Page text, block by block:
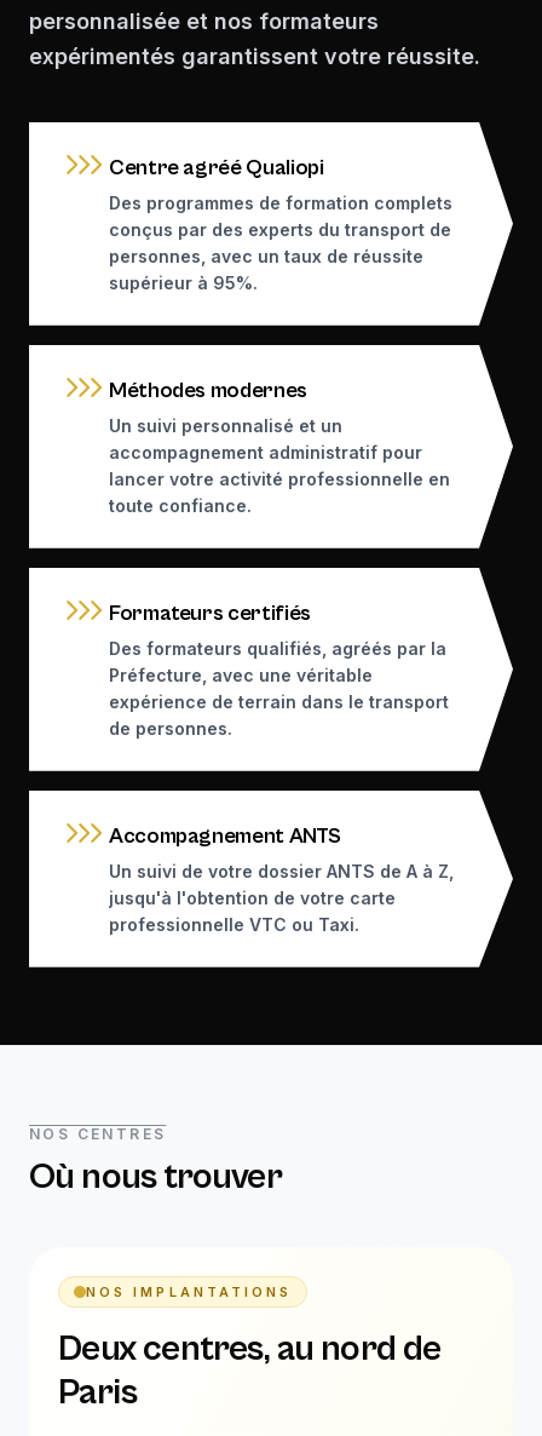
personnalisée et nos formateurs
expérimentés garantissent votre réussite.
Centre agréé Qualiopi
Des programmes de formation complets
conçus par des experts du transport de
personnes, avec un taux de réussite
supérieur à 95%.
Méthodes modernes
Un suivi personnalisé et un
accompagnement administratif pour
lancer votre activité professionnelle en
toute confiance.
Formateurs certifiés
Des formateurs qualifiés, agréés par la
Préfecture, avec une véritable
expérience de terrain dans le transport
de personnes.
Accompagnement ANTS
Un suivi de votre dossier ANTS de A à Z,
jusqu'à l'obtention de votre carte
professionnelle VTC ou Taxi.
NOS CENTRES
Où nous trouver
NOS IMPLANTATIONS
Deux centres, au nord de
Paris